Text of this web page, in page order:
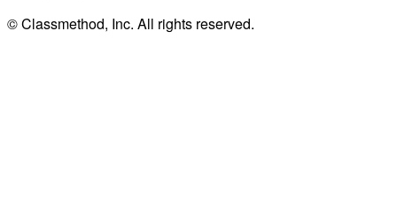
© Classmethod, Inc. All rights reserved.